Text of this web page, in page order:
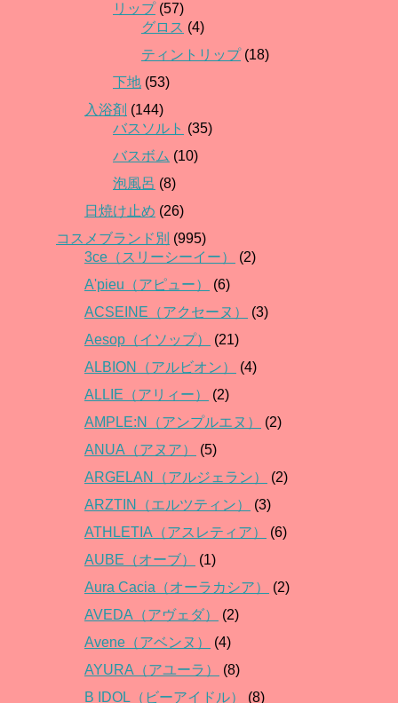
リップ(57)
グロス (4)
ティントリップ(18)
下地 (53)
入浴剤 (144)
バスソルト (35)
バスボム (10)
泡風呂 (8)
日焼け止め (26)
コスメブランド別 (995)
3ce（スリーシーイー）
(2)
A'pieu（アピュー）
(6)
ACSEINE（アクセーヌ）
(3)
Aesop（イソップ）
(21)
ALBION（アルビオン）
(4)
ALLIE（アリィー）
(2)
AMPLE:N（アンプルエヌ）
(2)
ANUA（アヌア）
(5)
ARGELAN（アルジェラン）
(2)
ARZTIN（エルツティン）
(3)
ATHLETIA（アスレティア）
(6)
AUBE（オーブ）
(1)
Aura Cacia（オーラカシア）
(2)
AVEDA（アヴェダ）
(2)
Avene（アベンヌ）
(4)
AYURA（アユーラ）
(8)
B IDOL（ビーアイドル）
(8)